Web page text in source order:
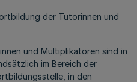
der Tutorinnen und
und Multiplikatoren sind in
im Bereich der
in den